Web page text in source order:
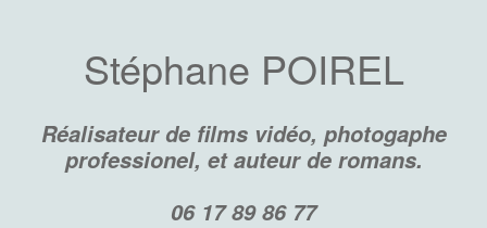
Stéphane POIREL
Réalisateur de films vidéo, photogaphe
professionel, et auteur de romans.
06 17 89 86 77